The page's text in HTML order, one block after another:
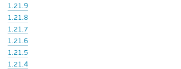
1.21.9
1.21.8
1.21.7
1.21.6
1.21.5
1.21.4